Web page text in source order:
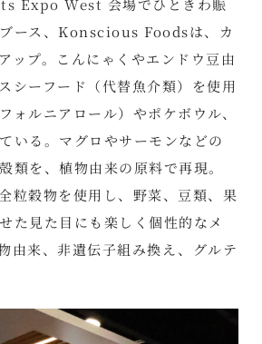
Expo West 会場でひときわ賑
ース、Konscious Foodsは、カ
ップ。こんにゃくやエンドウ豆由
シーフード（代替魚介類）を使用
ォルニアロール）やポケボウル、
いる。マグロやサーモンなどの
類を、植物由来の原料で再現。
粒穀物を使用し、野菜、豆類、果
た見た目にも楽しく個性的なメ
由来、非遺伝子組み換え、グルテ